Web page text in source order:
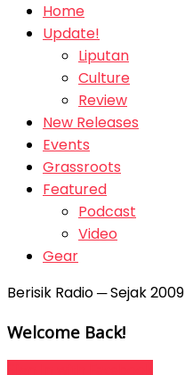
Home
Update!
Liputan
Culture
Review
New Releases
Events
Grassroots
Featured
Podcast
Video
Gear
Berisik Radio ─ Sejak 2009
Welcome Back!